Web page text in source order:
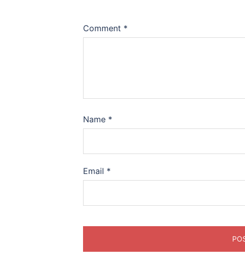
Comment *
Name *
Email *